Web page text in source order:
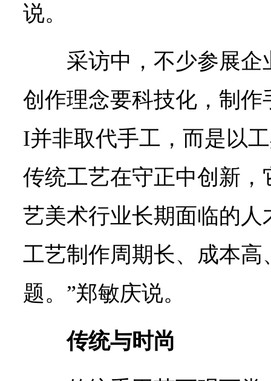
说。
采访中，不少参展
创作理念要科技化，制
I并非取代手工，而是以
传统工艺在守正中创新
艺美术行业长期面临的
工艺制作周期长、成本
题。”郑敏庆说。
传统与时尚